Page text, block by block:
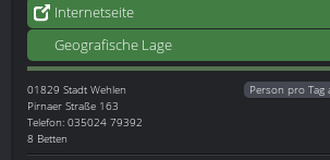
Internetseite
Geografische Lage
01829 Stadt Wehlen
Pirnaer Straße 163
Telefon: 035024 79392
8 Betten
Person pro Tag